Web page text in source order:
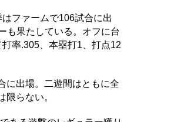
ファームで106試合に出
も果たしている。オフに台
率.305、本塁打1、打点12
に出場。二遊間はともに全
らない。